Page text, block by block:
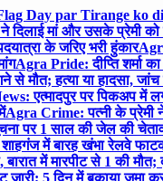
Day par Tirange ko
दिलाई मां और उसके प्रेमी
के जरिए भरी हुंकार
Agra Pride: दीप्ति शर्मा
मौत; हत्या या हादसा, जांच
एत्मादपुर पर पिकअप में
Agra Crime: पत्नी के प्रेमी ने
पर 1 साल की जेल की
में बारह खंभा रेलवे
में मारपीट से 1 की मौत;
जारी; 5 दिन में बकाया जमा